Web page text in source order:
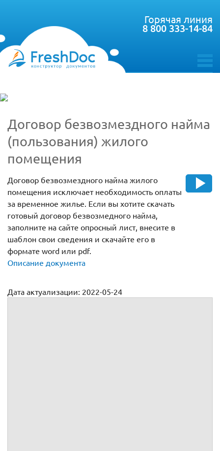
toggle
Горячая линия
8 800 333-14-84
Договор безвозмездного найма
(пользования) жилого
помещения
Договор безвозмездного найма жилого
помещения исключает необходимость оплаты
за временное жилье. Если вы хотите скачать
готовый договор безвозмедного найма,
заполните на сайте опросный лист, внесите в
шаблон свои сведения и скачайте его в
формате word или pdf.
Описание документа
Дата актуализации: 2022-05-24